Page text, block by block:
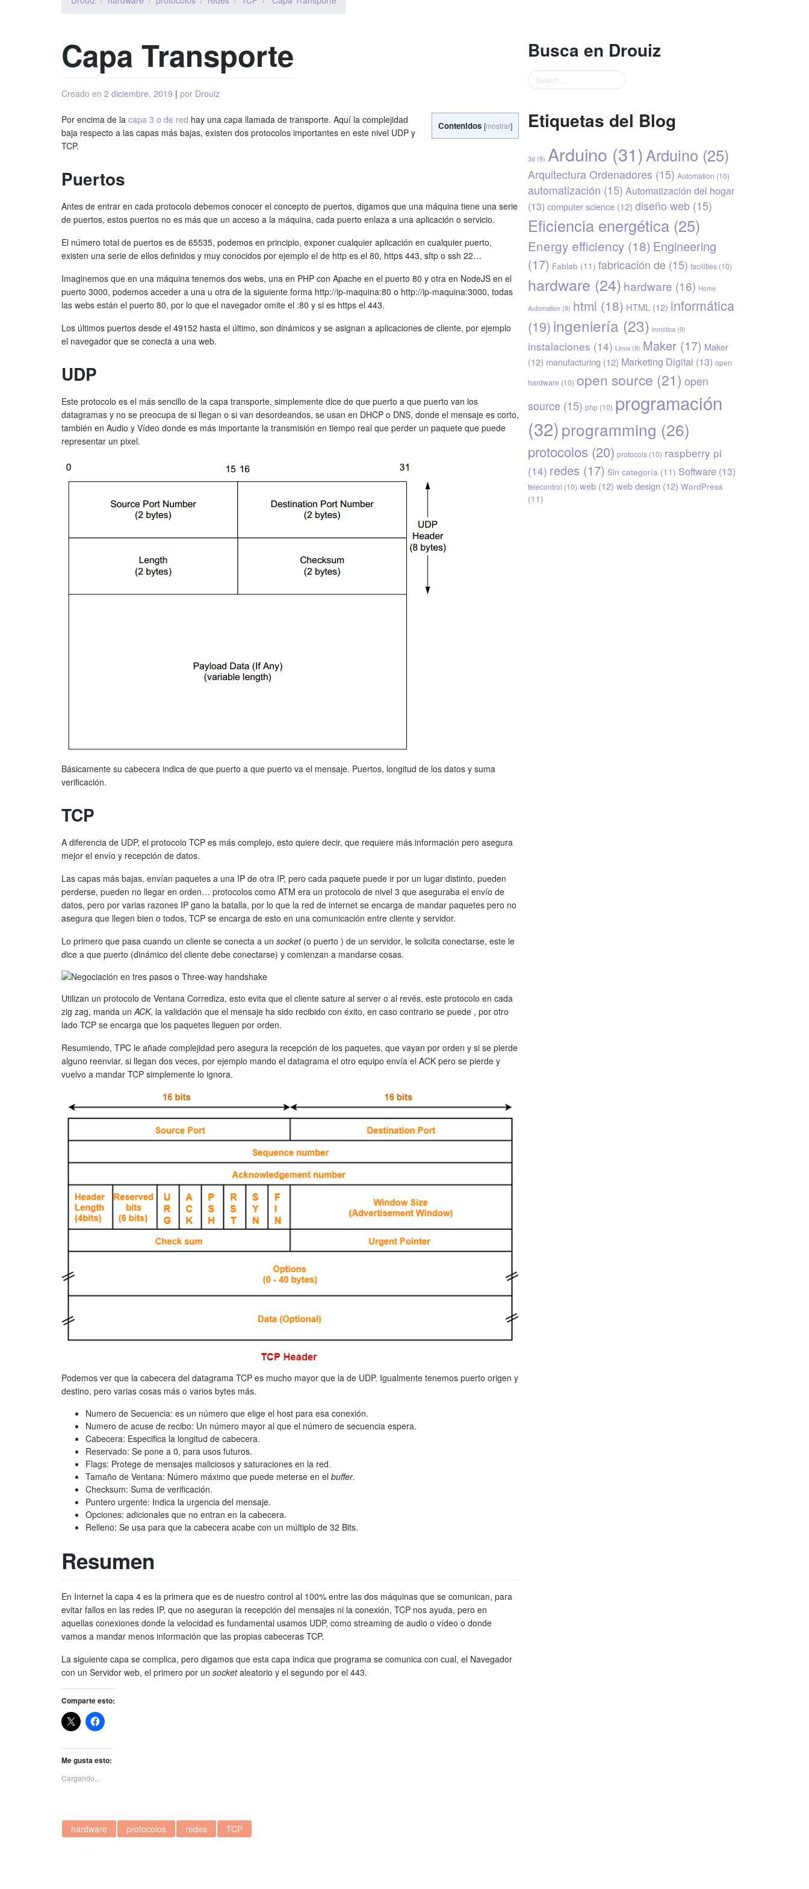
Capa Transporte
Creado en 2 diciembre, 2019 | por Drouiz
Contenidos [mostrar]
Por encima de la capa 3 o de red hay una capa llamada de transporte. Aquí la complejidad
baja respecto a las capas más bajas, existen dos protocolos importantes en este nivel UDP y
TCP.
Puertos
Antes de entrar en cada protocolo debemos conocer el concepto de puertos, digamos que una máquina tiene una serie
de puertos, estos puertos no es más que un acceso a la máquina, cada puerto enlaza a una aplicación o servicio.
El número total de puertos es de 65535, podemos en principio, exponer cualquier aplicación en cualquier puerto,
existen una serie de ellos definidos y muy conocidos por ejemplo el de http es el 80, https 443, sftp o ssh 22…
Imaginemos que en una máquina tenemos dos webs, una en PHP con Apache en el puerto 80 y otra en NodeJS en el
puerto 3000, podemos acceder a una u otra de la siguiente forma http://ip-maquina:80 o http://ip-maquina:3000, todas
las webs están el puerto 80, por lo que el navegador omite el :80 y si es https el 443.
Los últimos puertos desde el 49152 hasta el último, son dinámicos y se asignan a aplicaciones de cliente, por ejemplo
el navegador que se conecta a una web.
UDP
Este protocolo es el más sencillo de la capa transporte, simplemente dice de que puerto a que puerto van los
datagramas y no se preocupa de si llegan o si van desordeandos, se usan en DHCP o DNS, donde el mensaje es corto,
también en Audio y Vídeo donde es más importante la transmisión en tiempo real que perder un paquete que puede
representar un pixel.
Básicamente su cabecera indica de que puerto a que puerto va el mensaje. Puertos, longitud de los datos y suma
verificación.
TCP
A diferencia de UDP, el protocolo TCP es más complejo, esto quiere decir, que requiere más información pero asegura
mejor el envío y recepción de datos.
Las capas más bajas, envían paquetes a una IP de otra IP, pero cada paquete puede ir por un lugar distinto, pueden
perderse, pueden no llegar en orden… protocolos como ATM era un protocolo de nivel 3 que aseguraba el envío de
datos, pero por varias razones IP gano la batalla, por lo que la red de internet se encarga de mandar paquetes pero no
asegura que llegen bien o todos, TCP se encarga de esto en una comunicación entre cliente y servidor.
Lo primero que pasa cuando un cliente se conecta a un socket (o puerto ) de un servidor, le solicita conectarse, este le
dice a que puerto (dinámico del cliente debe conectarse) y comienzan a mandarse cosas.
Utilizan un protocolo de Ventana Corrediza, esto evita que el cliente sature al server o al revés, este protocolo en cada
zig zag, manda unACK, la validación que el mensaje ha sido recibido con éxito, en caso contrario se puede , por otro
lado TCP se encarga que los paquetes lleguen por orden.
Resumiendo, TPC le añade complejidad pero asegura la recepción de los paquetes, que vayan por orden y si se pierde
alguno reenviar, si llegan dos veces, por ejemplo mando el datagrama el otro equipo envía el ACK pero se pierde y
vuelvo a mandar TCP simplemente lo ignora.
Podemos ver que la cabecera del datagrama TCP es mucho mayor que la de UDP. Igualmente tenemos puerto origen y
destino, pero varias cosas más o varios bytes más.
Numero de Secuencia: es un número que elige el host para esa conexión.
Numero de acuse de recibo: Un número mayor al que el número de secuencia espera.
Cabecera: Especifica la longitud de cabecera.
Reservado: Se pone a 0, para usos futuros.
Flags: Protege de mensajes maliciosos y saturaciones en la red.
Tamaño de Ventana: Número máximo que puede meterse en el buffer.
Checksum: Suma de verificación.
Puntero urgente: Indica la urgencia del mensaje.
Opciones: adicionales que no entran en la cabecera.
Relleno: Se usa para que la cabecera acabe con un múltiplo de 32 Bits.
Resumen
En Internet la capa 4 es la primera que es de nuestro control al 100% entre las dos máquinas que se comunican, para
evitar fallos en las redes IP, que no aseguran la recepción del mensajes ni la conexión, TCP nos ayuda, pero en
aquellas conexiones donde la velocidad es fundamental usamos UDP, como streaming de audio o vídeo o donde
vamos a mandar menos información que las propias cabeceras TCP.
La siguiente capa se complica, pero digamos que esta capa indica que programa se comunica con cual, el Navegador
con un Servidor web, el primero por un socketaleatorio y el segundo por el 443.
Comparte esto:
Me gusta esto:
Cargando...
hardware protocolos redes TCP
Busca en Drouiz
Etiquetas del Blog
3d (9) Arduino (31)Arduino (25)
Arquitectura Ordenadores (15) Automation (10)
automatización (15) Automatización del hogar
(13) computer science (12) diseño web (15)
Eficiencia energética (25)
Energy efficiency (18) Engineering
(17) Fablab (11) fabricación de (15) facilities (10)
hardware (24) hardware (16) Home
Automation (9) html (18) HTML (12) informática
(19)ingeniería (23) inmótica (9)
instalaciones (14) Linux (9) Maker (17) Maker
(12) manufacturing (12) Marketing Digital (13) open
hardware (10) open source (21) open
source (15) php (10) programación
(32)programming (26)
protocolos (20) protocols (10) raspberry pi
(14) redes (17) Sin categoría (11) Software (13)
telecontrol (10) web (12) web design (12) WordPress
(11)